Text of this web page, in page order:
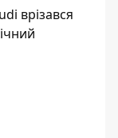
врізався